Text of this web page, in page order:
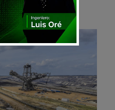
Desarrollo
Innovación
Mantenimiento